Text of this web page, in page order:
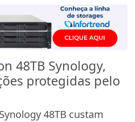
48TB Synology,
protegidas pelo
48TB custam